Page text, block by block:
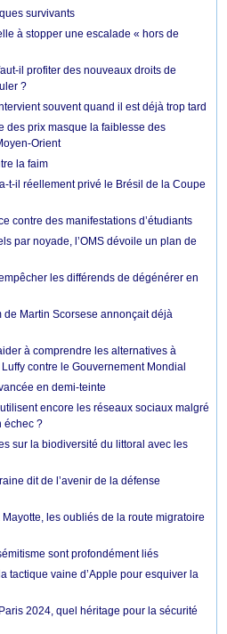
survivants
à stopper une escalade « hors de
il profiter des nouveaux droits de
?
souvent quand il est déjà trop tard
des prix masque la faiblesse des
Orient
la faim
t-il réellement privé le Brésil de la Coupe
contre des manifestations d’étudiants
par noyade, l’OMS dévoile un plan de
les différends de dégénérer en
de Martin Scorsese annonçait déjà
à comprendre les alternatives à
contre le Gouvernement Mondial
en demi-teinte
encore les réseaux sociaux malgré
échec ?
sur la biodiversité du littoral avec les
dit de l’avenir de la défense
les oubliés de la route migratoire
sont profondément liés
tactique vaine d’Apple pour esquiver la
2024, quel héritage pour la sécurité